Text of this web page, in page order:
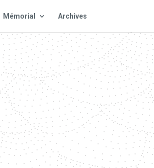
Mémorial Archives